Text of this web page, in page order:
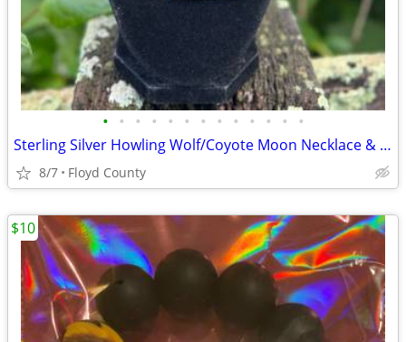
• • • • • • • • • • • • •
Sterling Silver Howling Wolf/Coyote Moon Necklace & Earring Set
8/7 Floyd County
$10